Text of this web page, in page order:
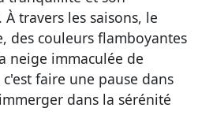
travers les saisons, le
des couleurs flamboyantes
neige immaculée de
faire une pause dans
dans la sérénité